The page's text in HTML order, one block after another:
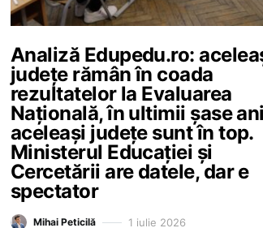
Analiză Edupedu.ro:
județe rămân în coada
rezultatelor la Evaluarea
Națională, în ultimii șase
aceleași județe sunt în top.
Ministerul Educației și
Cercetării are datele, dar e
spectator
Mihai Peticilă 1 iulie 2026